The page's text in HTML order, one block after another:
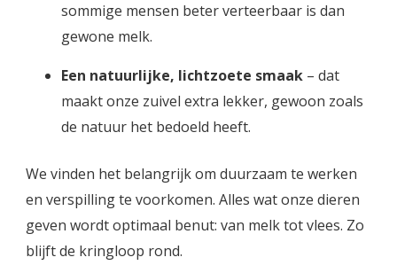
sommige mensen beter verteerbaar is dan
gewone melk.
Een natuurlijke, lichtzoete smaak – dat
maakt onze zuivel extra lekker, gewoon zoals
de natuur het bedoeld heeft.
We vinden het belangrijk om duurzaam te werken
en verspilling te voorkomen. Alles wat onze dieren
geven wordt optimaal benut: van melk tot vlees. Zo
blijft de kringloop rond.